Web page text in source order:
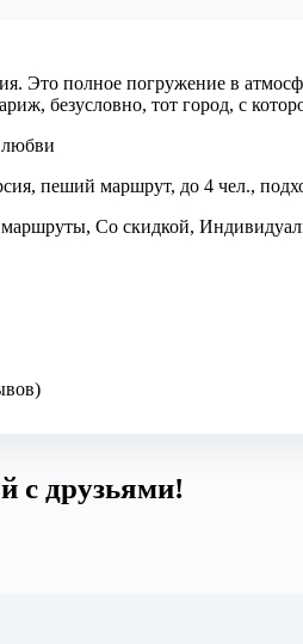
Это полное погружение в
безусловно, тот город, с
пеший маршрут, до 4 чел.,
Со скидкой,
с друзьями!